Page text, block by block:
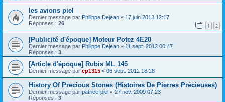
les avions piel
Dernier message par Philippe Dejean « 17 juin 2013 12:17
Réponses : 26 1 2
[Publicité d'époque] Moteur Potez 4E20
Dernier message par Philippe Dejean « 11 sept. 2012 00:47
Réponses : 3
[Article d'époque] Rubis ML 145
Dernier message par cp1315 « 06 sept. 2012 18:28
History Of Precious Stones (Histoires De Pierres Précieuses)
Dernier message par patrice-piel « 27 nov. 2009 07:23
Réponses : 3